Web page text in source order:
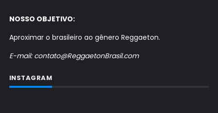
NOSSO OBJETIVO:
Aproximar o brasileiro ao gênero Reggaeton.
E-mail: contato@ReggaetonBrasil.com
INSTAGRAM